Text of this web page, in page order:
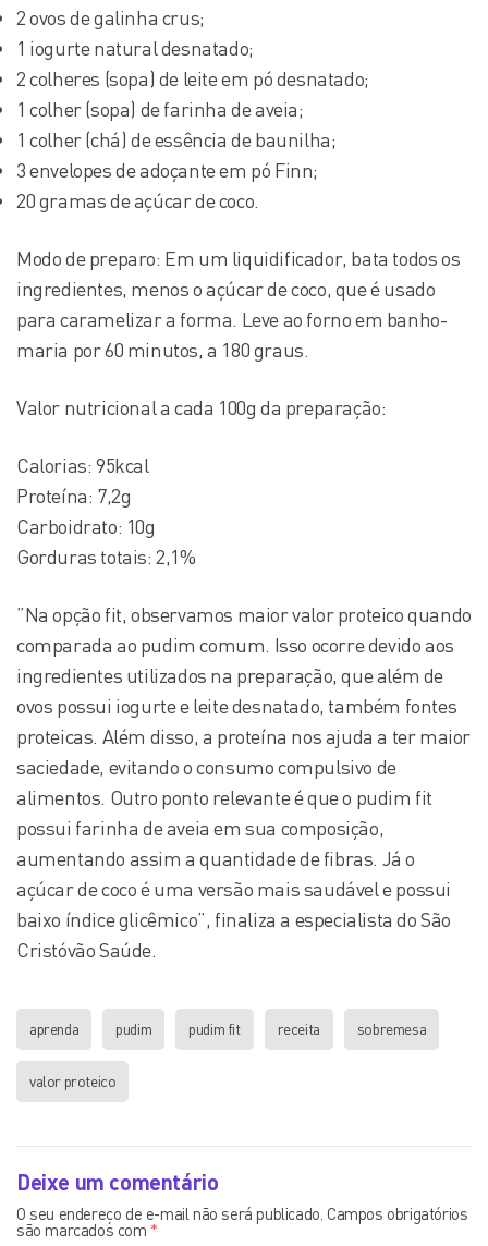
2 ovos de galinha crus;
1 iogurte natural desnatado;
2 colheres (sopa) de leite em pó desnatado;
1 colher (sopa) de farinha de aveia;
1 colher (chá) de essência de baunilha;
3 envelopes de adoçante em pó Finn;
20 gramas de açúcar de coco.
Modo de preparo: Em um liquidificador, bata todos os
ingredientes, menos o açúcar de coco, que é usado
para caramelizar a forma. Leve ao forno em banho-
maria por 60 minutos, a 180 graus.
Valor nutricional a cada 100g da preparação:
Calorias: 95kcal
Proteína: 7,2g
Carboidrato: 10g
Gorduras totais: 2,1%
”Na opção fit, observamos maior valor proteico quando
comparada ao pudim comum. Isso ocorre devido aos
ingredientes utilizados na preparação, que além de
ovos possui iogurte e leite desnatado, também fontes
proteicas. Além disso, a proteína nos ajuda a ter maior
saciedade, evitando o consumo compulsivo de
alimentos. Outro ponto relevante é que o pudim fit
possui farinha de aveia em sua composição,
aumentando assim a quantidade de fibras. Já o
açúcar de coco é uma versão mais saudável e possui
baixo índice glicêmico”, finaliza a especialista do São
Cristóvão Saúde.
aprenda pudim pudim fit receita sobremesa
valor proteico
Deixe um comentário
O seu endereço de e-mail não será publicado. Campos obrigatórios
são marcados com *